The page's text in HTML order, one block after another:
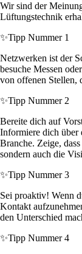
Wir sind der
Lüftungstechnik
✨Tipp Nummer 1
Netzwerken ist der
besuche Messen
von offenen Stellen,
✨Tipp Nummer 2
Bereite dich auf
Informiere dich über
Branche. Zeige,
sondern auch die
✨Tipp Nummer 3
Sei proaktiv! Wenn
Kontakt
den Unterschied
✨Tipp Nummer 4